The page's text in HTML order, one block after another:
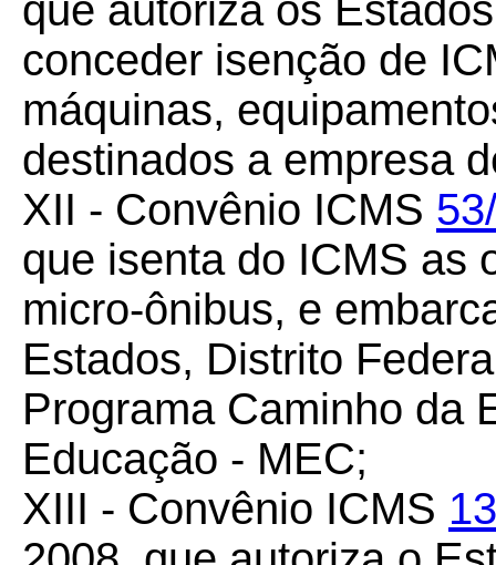
que autoriza os
conceder isenção de
máquinas,
destinados a empresa
XII - Convênio ICMS
que isenta do ICMS as
micro-ônibus, e
Estados, Distrito
Programa Caminho da
Educação - MEC;
XIII - Convênio ICMS